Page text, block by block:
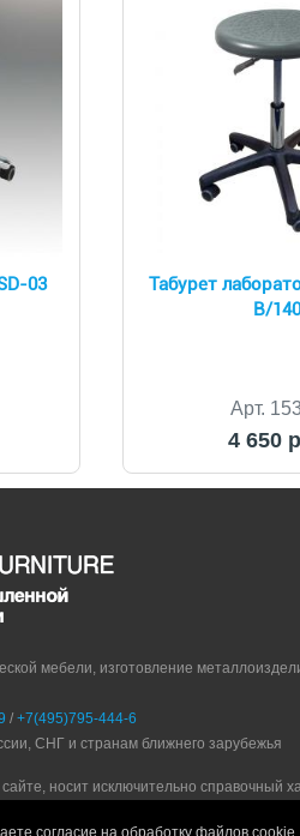
03
Табурет
B/140
Арт.
4 650
мебели, изготовление
/ +7(495)795-444-6
СНГ и странам ближнего зарубежья
носит исключительно справочный
согласие на обработку файлов